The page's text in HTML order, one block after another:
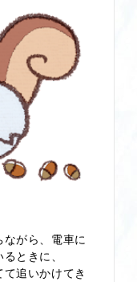
がら、電車に
ときに、
追いかけてき